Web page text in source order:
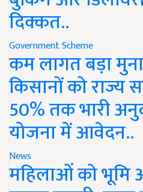
दिक्कत..
Government Scheme
कम लागत बड़ा
किसानों को राज्य
50% तक भारी
योजना में आवेदन..
News
महिलाओं को भूमि